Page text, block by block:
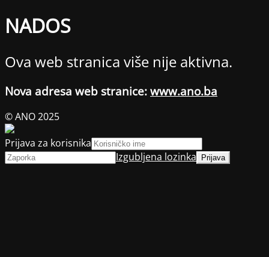
NADOS
Ova web stranica više nije aktivna.
Nova adresa web stranice: www.ano.ba
© ANO 2025
Prijava za korisnika
Izgubljena lozinka